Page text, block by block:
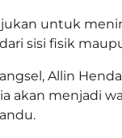
untuk
sisi fisik
Allin
akan menjadi